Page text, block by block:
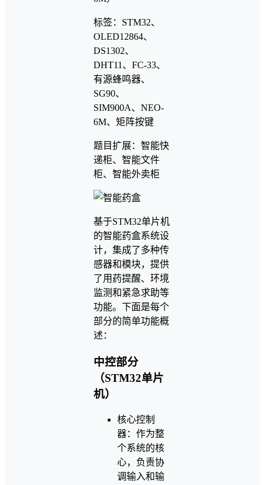
标签：STM32、
OLED12864、
DS1302、
DHT11、FC-33、
有源蜂鸣器、
SG90、
SIM900A、NEO-
6M、矩阵按键
题目扩展：智能快
递柜、智能文件
柜、智能外卖柜
基于STM32单片机
的智能药盒系统设
计，集成了多种传
感器和模块，提供
了用药提醒、环境
监测和紧急求助等
功能。下面是每个
部分的简单功能概
述：
中控部分
（STM32单片
机）
核心控制
器：作为整
个系统的核
心，负责协
调输入和输